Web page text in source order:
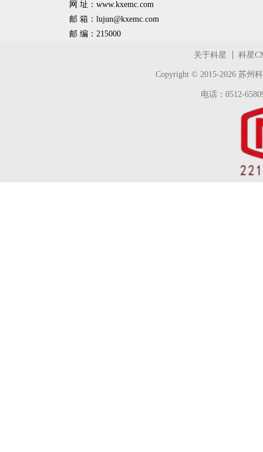
网 址：www.kxemc.com
邮 箱： lujun@kxemc.com
邮 编：215000
关于科星 科星
Copyright © 2015-2026 苏州
电话：0512-